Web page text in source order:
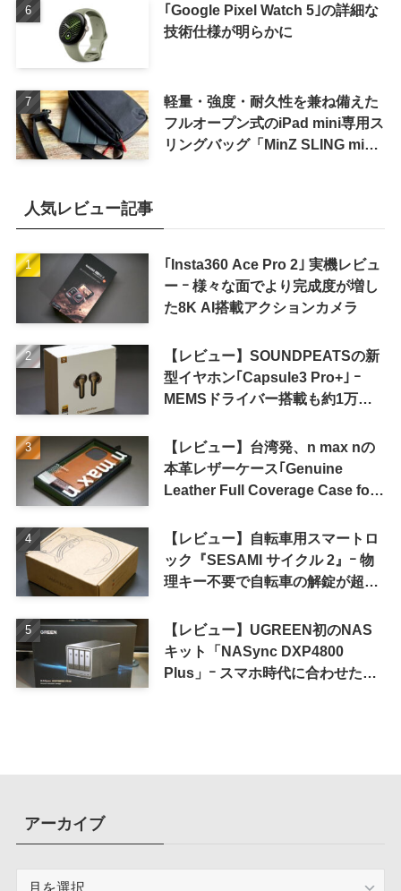
｢Google Pixel Watch 5｣の詳細な
技術仕様が明らかに
軽量・強度・耐久性を兼ね備えた
フルオープン式のiPad mini専用ス
リングバッグ「MinZ SLING mini
人気レビュー記事
｢Insta360 Ace Pro 2｣ 実機レビュ
ー ｰ 様々な面でより完成度が増し
た8K AI搭載アクションカメラ
【レビュー】SOUNDPEATSの新
型イヤホン｢Capsule3 Pro+｣ ｰ
MEMSドライバー搭載も約1万円
【レビュー】台湾発、n max nの
本革レザーケース｢Genuine
Leather Full Coverage Case for
【レビュー】自転車用スマートロ
ック『SESAMI サイクル 2』ｰ 物
理キー不要で自転車の解錠が超簡
【レビュー】UGREEN初のNAS
キット「NASync DXP4800
Plus」ｰ スマホ時代に合わせた設
アーカイブ